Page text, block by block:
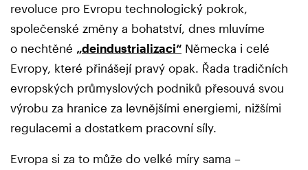
revoluce pro Evropu technologický pokrok,
společenské změny a bohatství, dnes mluvíme
o nechtěné „deindustrializaci“ Německa i celé
Evropy, které přinášejí pravý opak. Řada tradičních
evropských průmyslových podniků přesouvá svou
výrobu za hranice za levnějšími energiemi, nižšími
regulacemi a dostatkem pracovní síly.
Evropa si za to může do velké míry sama –